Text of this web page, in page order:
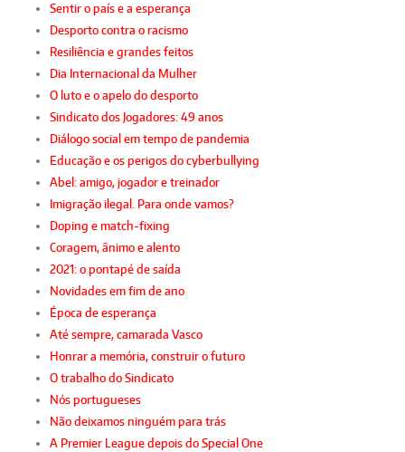
Sentir o país e a esperança
Desporto contra o racismo
Resiliência e grandes feitos
Dia Internacional da Mulher
O luto e o apelo do desporto
Sindicato dos Jogadores: 49 anos
Diálogo social em tempo de pandemia
Educação e os perigos do cyberbullying
Abel: amigo, jogador e treinador
Imigração ilegal. Para onde vamos?
Doping e match-fixing
Coragem, ânimo e alento
2021: o pontapé de saída
Novidades em fim de ano
Época de esperança
Até sempre, camarada Vasco
Honrar a memória, construir o futuro
O trabalho do Sindicato
Nós portugueses
Não deixamos ninguém para trás
A Premier League depois do Special One